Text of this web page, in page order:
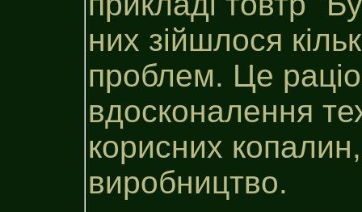
них зійшлося
проблем. Це
вдосконалення
корисних
виробництво.